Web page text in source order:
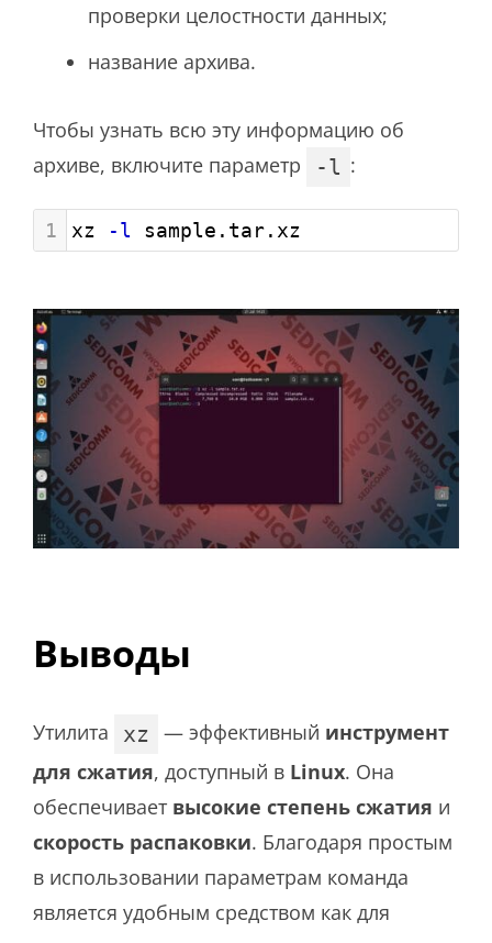
проверки целостности данных;
название архива.
Чтобы узнать всю эту информацию об
архиве, включите параметр
-l :
1 xz -l sample.tar.xz
Выводы
Утилита xz — эффективный инструмент
для сжатия, доступный в Linux. Она
обеспечивает высокие степень сжатия и
скорость распаковки. Благодаря простым
в использовании параметрам команда
является удобным средством как для